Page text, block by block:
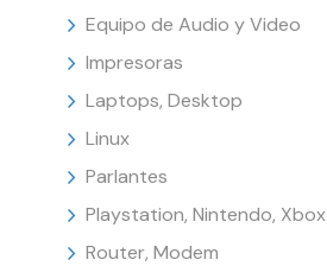
Equipo de Audio y Video
Impresoras
Laptops, Desktop
Linux
Parlantes
Playstation, Nintendo, Xbox
Router, Modem